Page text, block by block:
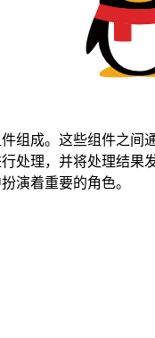
组成。这些组件之
处理，并将处理结
演着重要的角色。